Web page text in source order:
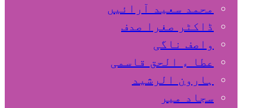
محمد سعید آرائیں
ڈاکٹر صغرا صدف
واصف ناگی
عطا ء الحق قاسمی
ہارون الرشید
سجاد میر